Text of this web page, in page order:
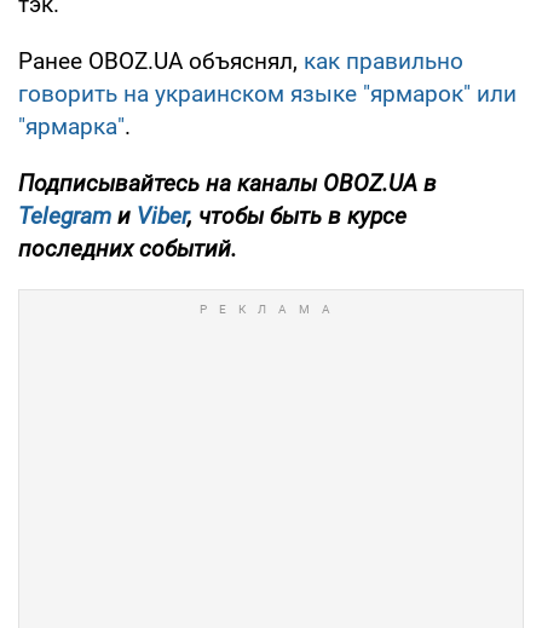
Ранее OBOZ.UA объяснял, как правильно
говорить на украинском языке "ярмарок" или
"ярмарка".
Подписывайтесь на каналы OBOZ.UA в
Telegram и Viber, чтобы быть в курсе
последних событий.